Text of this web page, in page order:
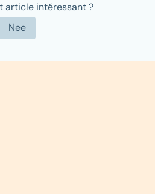
article intéressant ?